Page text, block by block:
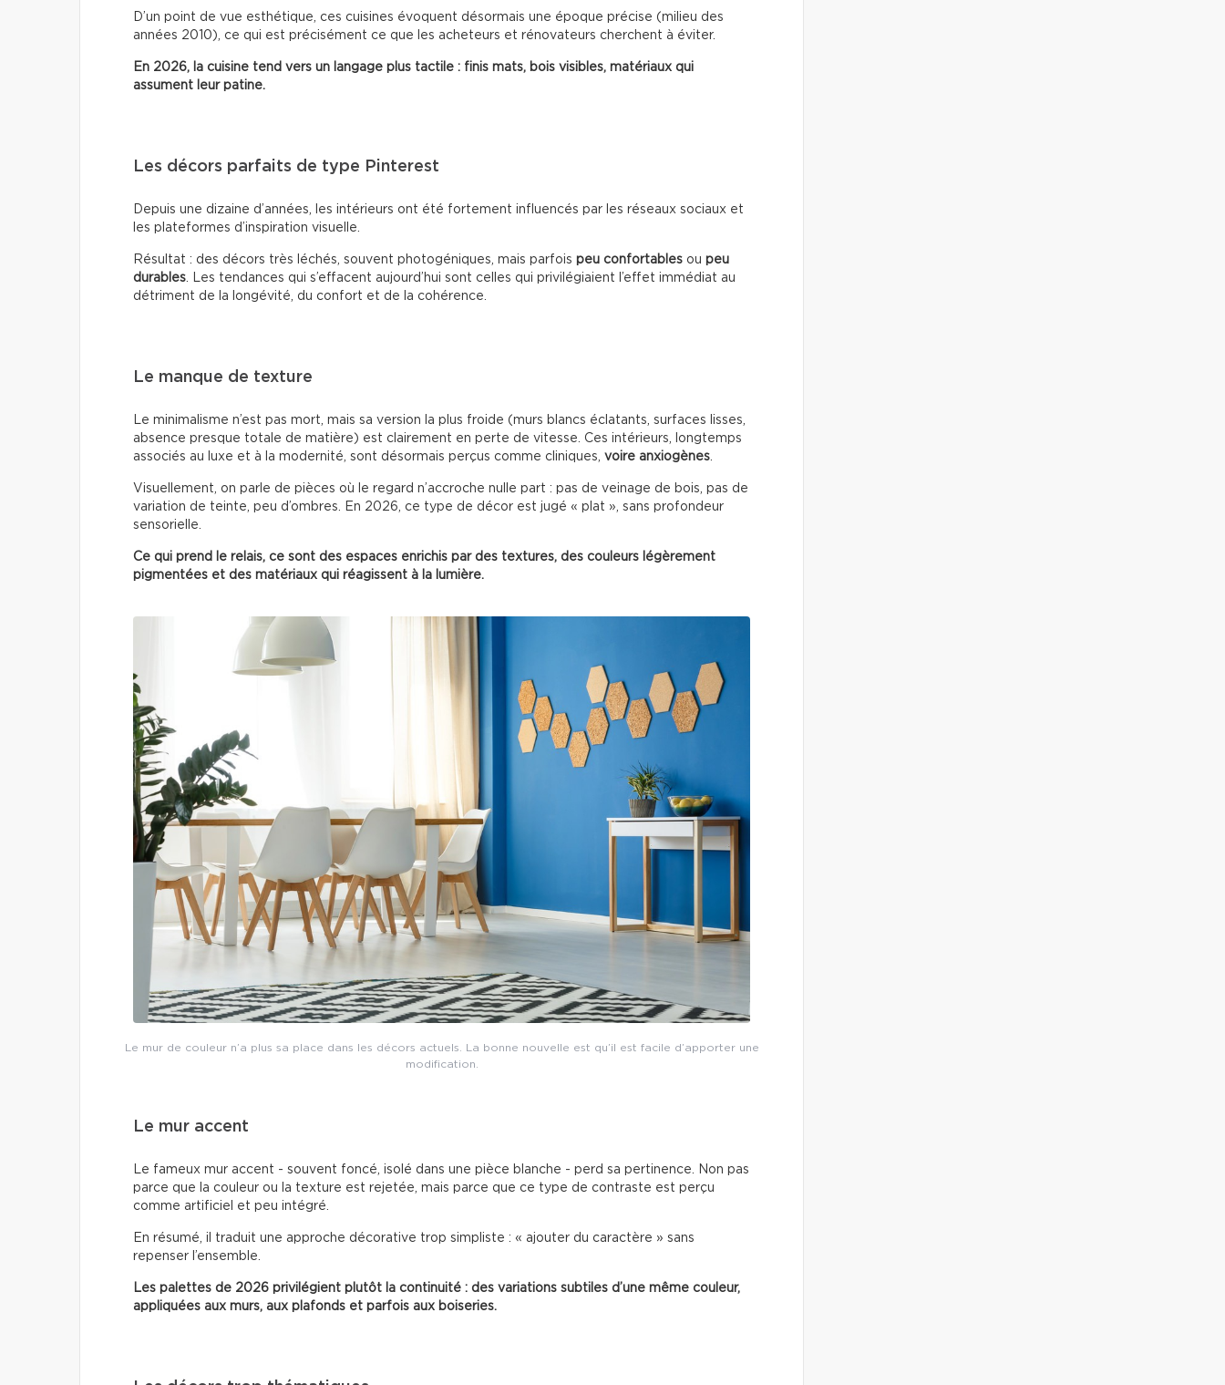
D’un point de vue esthétique, ces cuisines évoquent désormais une époque précise (milieu des
années 2010), ce qui est précisément ce que les acheteurs et rénovateurs cherchent à éviter.
En 2026, la cuisine tend vers un langage plus tactile : finis mats, bois visibles, matériaux qui
assument leur patine.
Les décors parfaits de type Pinterest
Depuis une dizaine d’années, les intérieurs ont été fortement influencés par les réseaux sociaux et
les plateformes d’inspiration visuelle.
Résultat : des décors très léchés, souvent photogéniques, mais parfois peu confortables ou peu
durables. Les tendances qui s’effacent aujourd’hui sont celles qui privilégiaient l’effet immédiat au
détriment de la longévité, du confort et de la cohérence.
Le manque de texture
Le minimalisme n’est pas mort, mais sa version la plus froide (murs blancs éclatants, surfaces lisses,
absence presque totale de matière) est clairement en perte de vitesse. Ces intérieurs, longtemps
associés au luxe et à la modernité, sont désormais perçus comme cliniques, voire anxiogènes.
Visuellement, on parle de pièces où le regard n’accroche nulle part : pas de veinage de bois, pas de
variation de teinte, peu d’ombres. En 2026, ce type de décor est jugé « plat », sans profondeur
sensorielle.
Ce qui prend le relais, ce sont des espaces enrichis par des textures, des couleurs légèrement
pigmentées et des matériaux qui réagissent à la lumière.
Le mur de couleur n’a plus sa place dans les décors actuels. La bonne nouvelle est qu’il est facile d’apporter une
modification.
Le mur accent
Le fameux mur accent - souvent foncé, isolé dans une pièce blanche - perd sa pertinence. Non pas
parce que la couleur ou la texture est rejetée, mais parce que ce type de contraste est perçu
comme artificiel et peu intégré.
En résumé, il traduit une approche décorative trop simpliste : « ajouter du caractère » sans
repenser l’ensemble.
Les palettes de 2026 privilégient plutôt la continuité : des variations subtiles d’une même couleur,
appliquées aux murs, aux plafonds et parfois aux boiseries.